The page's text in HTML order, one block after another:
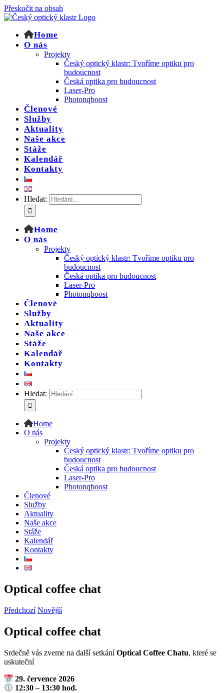
Přeskočit na obsah
Home
O nás
Projekty
Český optický klastr: Tvoříme optiku pro
budoucnost
Česká optika pro budoucnost
Laser-Pro
Photonqboost
Členové
Služby
Aktuality
Naše akce
Stáže
Kalendář
Kontakty
Hledat:
Home
O nás
Projekty
Český optický klastr: Tvoříme optiku pro
budoucnost
Česká optika pro budoucnost
Laser-Pro
Photonqboost
Členové
Služby
Aktuality
Naše akce
Stáže
Kalendář
Kontakty
Hledat:
Home
O nás
Projekty
Český optický klastr: Tvoříme optiku pro
budoucnost
Česká optika pro budoucnost
Laser-Pro
Photonqboost
Členové
Služby
Aktuality
Naše akce
Stáže
Kalendář
Kontakty
Optical coffee chat
Předchozí Novější
Optical coffee chat
Srdečně vás zveme na další setkáníOptical Coffee Chatu, které se
uskuteční
29. července 2026
12:30 – 13:30 hod.